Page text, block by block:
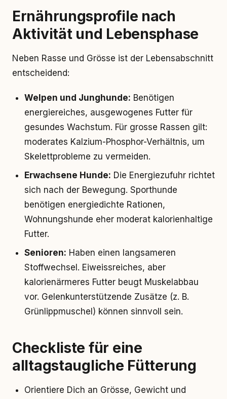
Ernährungsprofile nach
Aktivität und Lebensphase
Neben Rasse und Grösse ist der Lebensabschnitt
entscheidend:
Welpen und Junghunde: Benötigen
energiereiches, ausgewogenes Futter für
gesundes Wachstum. Für grosse Rassen gilt:
moderates Kalzium-Phosphor-Verhältnis, um
Skelettprobleme zu vermeiden.
Erwachsene Hunde: Die Energiezufuhr richtet
sich nach der Bewegung. Sporthunde
benötigen energiedichte Rationen,
Wohnungshunde eher moderat kalorienhaltige
Futter.
Senioren: Haben einen langsameren
Stoffwechsel. Eiweissreiches, aber
kalorienärmeres Futter beugt Muskelabbau
vor. Gelenkunterstützende Zusätze (z. B.
Grünlippmuschel) können sinnvoll sein.
Checkliste für eine
alltagstaugliche Fütterung
Orientiere Dich an Grösse, Gewicht und